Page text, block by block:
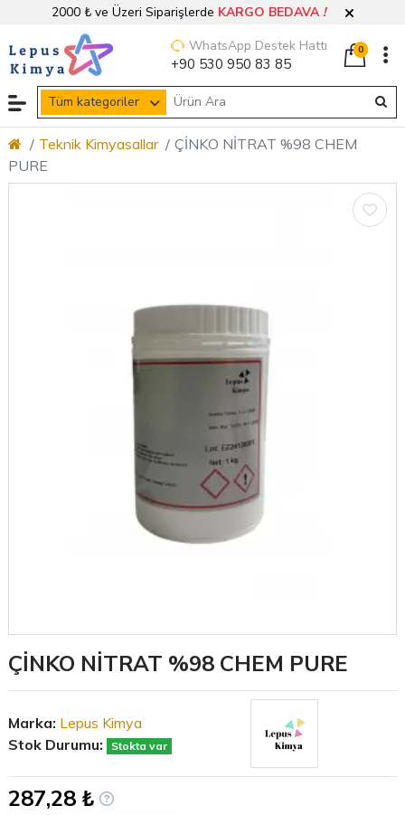
2000 ₺ ve Üzeri Siparişlerde KARGO BEDAVA!
Tüm kategoriler
WhatsApp Destek Hattı
+90 530 950 83 85
0
Teknik Kimyasallar
ÇİNKO NİTRAT %98 CHEM
PURE
ÇİNKO NİTRAT %98 CHEM PURE
Marka: Lepus Kimya
Stok Durumu:
Stokta var
287,28 ₺